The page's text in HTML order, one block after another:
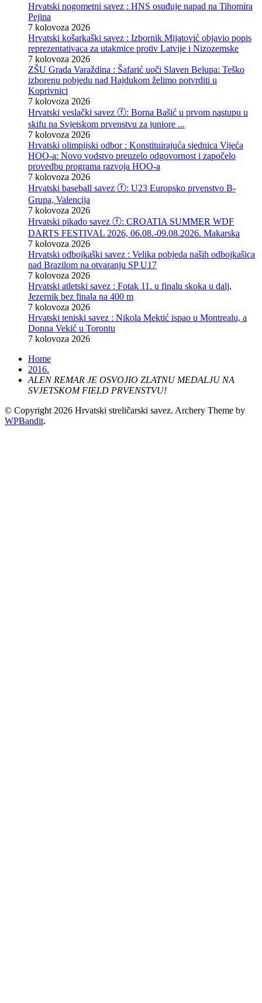
Hrvatski nogometni savez : HNS osuđuje napad na Tihomira
Pejina
7 kolovoza 2026
Hrvatski košarkaški savez : Izbornik Mijatović objavio popis
reprezentativaca za utakmice protiv Latvije i Nizozemske
7 kolovoza 2026
ZŠU Grada Varaždina : Šafarić uoči Slaven Belupa: Teško
izborenu pobjedu nad Hajdukom želimo potvrditi u
Koprivnici
7 kolovoza 2026
Hrvatski veslački savez ⓕ: Borna Bašić u prvom nastupu u
skifu na Svjetskom prvenstvu za juniore ...
7 kolovoza 2026
Hrvatski olimpijski odbor : Konstituirajuća sjednica Vijeća
HOO-a: Novo vodstvo preuzelo odgovornost i započelo
provedbu programa razvoja HOO-a
7 kolovoza 2026
Hrvatski baseball savez ⓕ: U23 Europsko prvenstvo B-
Grupa, Valencija
7 kolovoza 2026
Hrvatski pikado savez ⓕ: CROATIA SUMMER WDF
DARTS FESTIVAL 2026, 06.08.-09.08.2026. Makarska
7 kolovoza 2026
Hrvatski odbojkaški savez : Velika pobjeda naših odbojkašica
nad Brazilom na otvaranju SP U17
7 kolovoza 2026
Hrvatski atletski savez : Fotak 11. u finalu skoka u dalj,
Jezernik bez finala na 400 m
7 kolovoza 2026
Hrvatski teniski savez : Nikola Mektić ispao u Montrealu, a
Donna Vekić u Torontu
7 kolovoza 2026
Home
2016.
ALEN REMAR JE OSVOJIO ZLATNU MEDALJU NA
SVJETSKOM FIELD PRVENSTVU!
© Copyright 2026 Hrvatski streličarski savez. Archery Theme by
WPBandit.